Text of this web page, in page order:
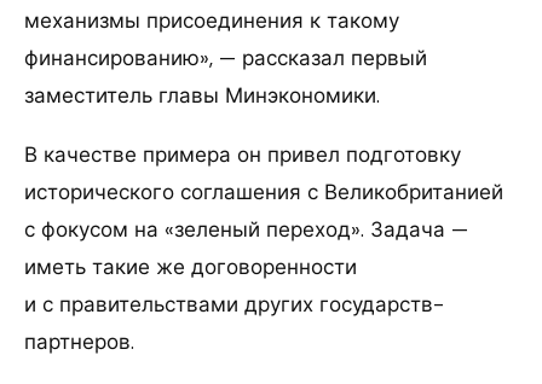
механизмы присоединения к такому
финансированию», — рассказал первый
заместитель главы Минэкономики.
В качестве примера он привел подготовку
исторического соглашения с Великобританией
с фокусом на «зеленый переход». Задача —
иметь такие же договоренности
и с правительствами других государств-
партнеров.